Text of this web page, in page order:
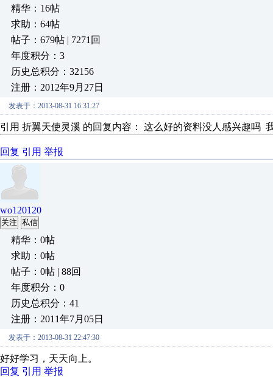
精华：16帖
求助：64帖
帖子：679帖 | 7271回
年度积分：3
历史总积分：32156
注册：2012年9月27日
发表于：2013-08-31 16:31:27
引用 折翼天使灵溪 的回复内容： 这么好的资料没人感兴趣
回复 引用 举报
wo120120
关注 私信
精华：0帖
求助：0帖
帖子：0帖 | 88回
年度积分：0
历史总积分：41
注册：2011年7月05日
发表于：2013-08-31 22:47:30
好好学习，天天向上。
回复 引用 举报